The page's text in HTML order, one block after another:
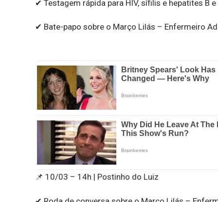
✔ Testagem rápida para HIV, sífilis e hepatites B
✔ Bate-papo sobre o Março Lilás – Enfermeiro
📌 10/03 – 14h | Postinho do Luiz